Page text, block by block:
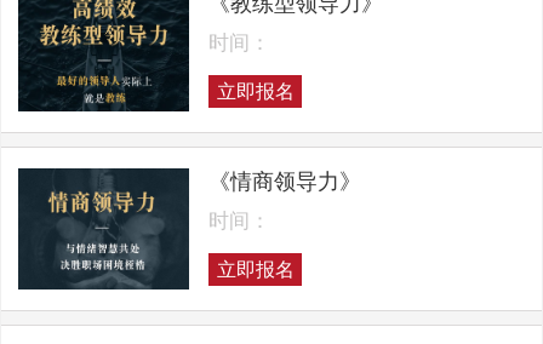
时间：
立即报名
《情商领导力》
时间：
立即报名